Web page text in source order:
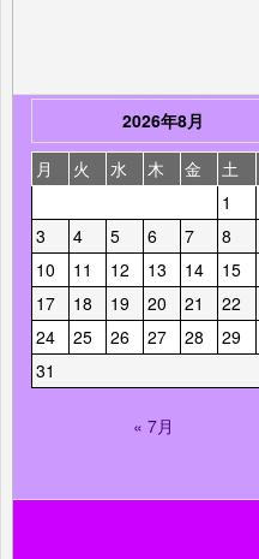
2026年8月
月
火 水 木 金 土
1
3
4 5 6 7 8
10
11 12 13 14 15
17
18 19 20 21 22
24
25 26 27 28 29
31
« 7月